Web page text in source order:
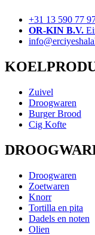
+31 13 590 77
OR-KIN B.V.
Zuivel
Droogwaren
Burger Brood
Cig Kofte
Droogwaren
Zoetwaren
Knorr
Tortilla en pita
Dadels en noten
Olien